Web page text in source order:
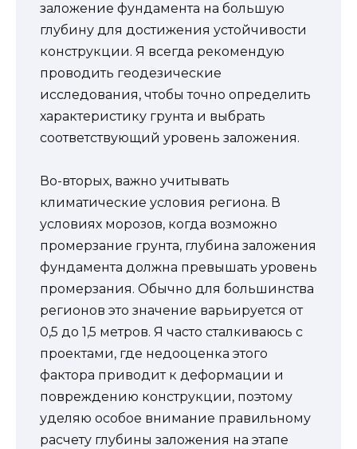
заложение фундамента на большую
глубину для достижения устойчивости
конструкции. Я всегда рекомендую
проводить геодезические
исследования, чтобы точно определить
характеристику грунта и выбрать
соответствующий уровень заложения.
Во-вторых, важно учитывать
климатические условия региона. В
условиях морозов, когда возможно
промерзание грунта, глубина заложения
фундамента должна превышать уровень
промерзания. Обычно для большинства
регионов это значение варьируется от
0,5 до 1,5 метров. Я часто сталкиваюсь с
проектами, где недооценка этого
фактора приводит к деформации и
повреждению конструкции, поэтому
уделяю особое внимание правильному
расчету глубины заложения на этапе